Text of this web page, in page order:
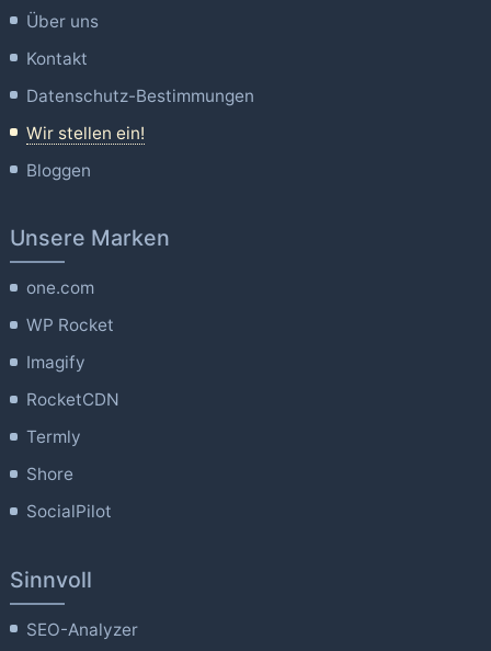
Über uns
Kontakt
Datenschutz-Bestimmungen
Wir stellen ein!
Bloggen
Unsere Marken
one.com
WP Rocket
Imagify
RocketCDN
Termly
Shore
SocialPilot
Sinnvoll
SEO-Analyzer